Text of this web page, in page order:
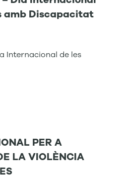
amb Discapacitat
Internacional de les
PER A
LA VIOLÈNCIA